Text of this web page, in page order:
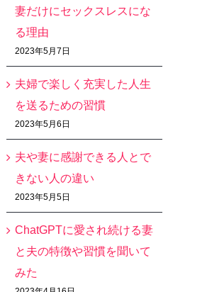
妻だけにセックスレスにな
る理由
2023年5月7日
夫婦で楽しく充実した人生
を送るための習慣
2023年5月6日
夫や妻に感謝できる人とで
きない人の違い
2023年5月5日
ChatGPTに愛され続ける妻
と夫の特徴や習慣を聞いて
みた